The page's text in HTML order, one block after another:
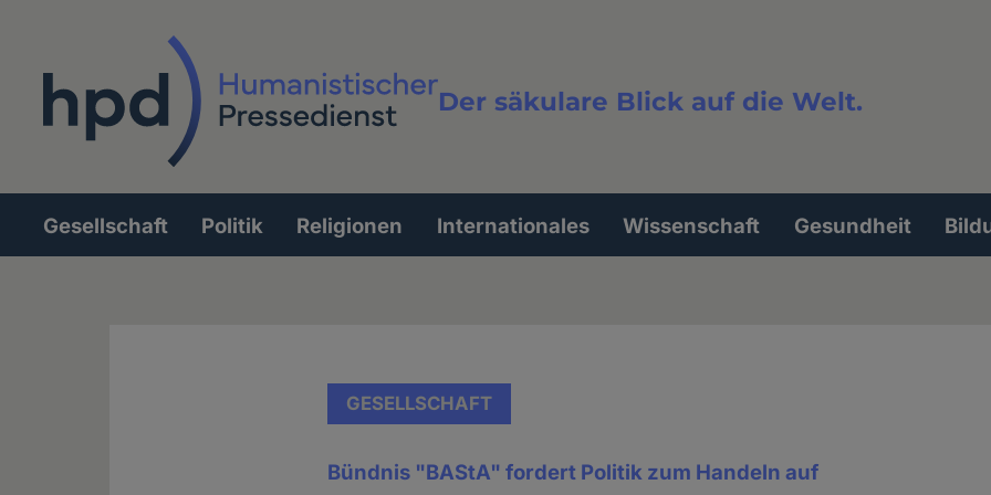
Der säkulare Blick auf die Welt.
Volltextsuche
Hauptnavigation
Gesellschaft Politik Religionen Internationales Wissenschaft Gesundheit
GESELLSCHAFT
Bündnis "BAStA" fordert Politik zum Handeln auf